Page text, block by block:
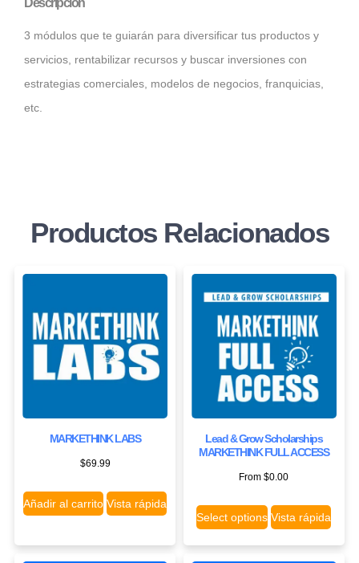
Descripción
3 módulos que te guiarán para diversificar tus productos y
servicios, rentabilizar recursos y buscar inversiones con
estrategias comerciales, modelos de negocios, franquicias,
etc.
Productos Relacionados
MARKETHINK LABS
$69.99
Añadir al carrito Vista rápida
Lead & Grow Scholarships
MARKETHINK FULL ACCESS
From$0.00
Select options Vista rápida